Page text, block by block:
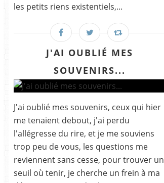
les petits riens existentiels,...
J'AI OUBLIÉ MES
SOUVENIRS...
J'ai oublié mes souvenirs, ceux qui hier
me tenaient debout, j'ai perdu
l'allégresse du rire, et je me souviens
trop peu de vous, les questions me
reviennent sans cesse, pour trouver un
seuil où tenir, je cherche un frein à ma